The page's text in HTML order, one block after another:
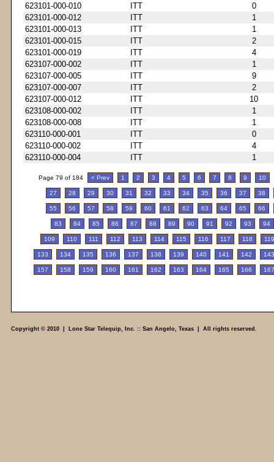
623101-000-010
ITT
0
623101-000-012
ITT
1
623101-000-013
ITT
1
623101-000-015
ITT
2
623101-000-019
ITT
4
623107-000-002
ITT
1
623107-000-005
ITT
9
623107-000-007
ITT
2
623107-000-012
ITT
10
623108-000-002
ITT
1
623108-000-008
ITT
1
623110-000-001
ITT
0
623110-000-002
ITT
4
623110-000-004
ITT 1
Page 79 of 184 < Prev 1 2 3 4 5 6 7 8 9 10
27 28 29 30 31 32 33 34 35 36 37 38
55 56 57 58 59 60 61 62 63 64 65 66
83 84 85 86 87 88 89 90 91 92 93 94
109 110 111 112 113 114 115 116 117 118 119
133 134 135 136 137 138 139 140 141 142 143
157 158 159 160 161 162 163 164 165 166 167
Copyright © 2010 | Lone Star Telequip, Inc. :: San Angelo, Texas | All rights reserved.